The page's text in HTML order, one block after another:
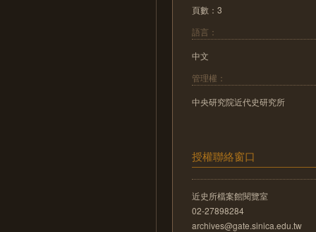
頁數：3
語言：
中文
管理權：
中央研究院近代史研究所
授權聯絡窗口
近史所檔案館閱覽室
02-27898284
archives@gate.sinica.edu.tw